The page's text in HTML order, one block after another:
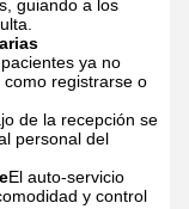
guiando a los
ya no
registrarse o
de la recepción se
personal del
El auto-servicio
y control